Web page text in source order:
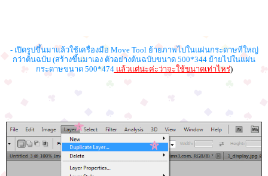
- เปิดรูปขึ้นมาแล้วใช้เครื่องมือ Move Tool ย้ายภาพไปในแผ่นกระดาษที่ใหญ่
กว่าต้นฉบับ (สร้างขึ้นมาเอง ตัวอย่างต้นฉบับขนาด 500*344 ย้ายไปในแผ่น
กระดาษขนาด 500*474แล้วแต่นะค่ะว่าจะใช้ขนาดเท่าไหร่)